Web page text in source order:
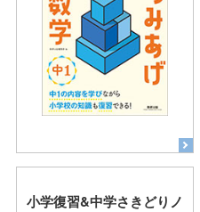
小学復習&中学さきどりノ